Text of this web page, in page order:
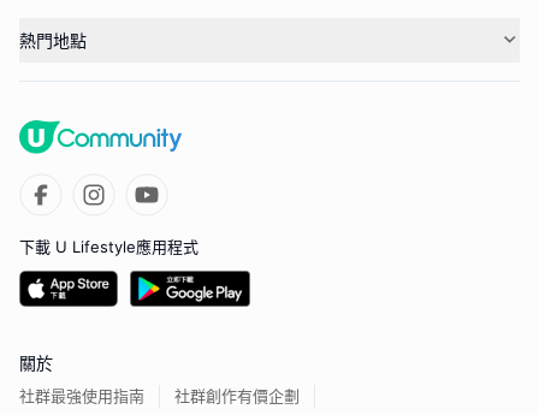
熱門地點
下載 U Lifestyle應用程式
關於
社群最強使用指南 社群創作有價企劃